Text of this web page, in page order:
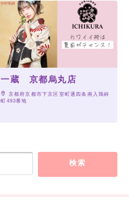
一蔵 京都烏丸店
京都府京都市下京区室町通四条南入鶏鉾
町493番地
検索